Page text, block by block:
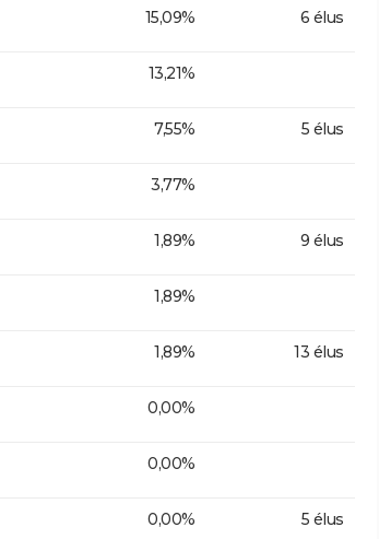
15,09% 6 élus
13,21%
7,55% 5 élus
3,77%
1,89% 9 élus
1,89%
1,89% 13 élus
0,00%
0,00%
0,00% 5 élus